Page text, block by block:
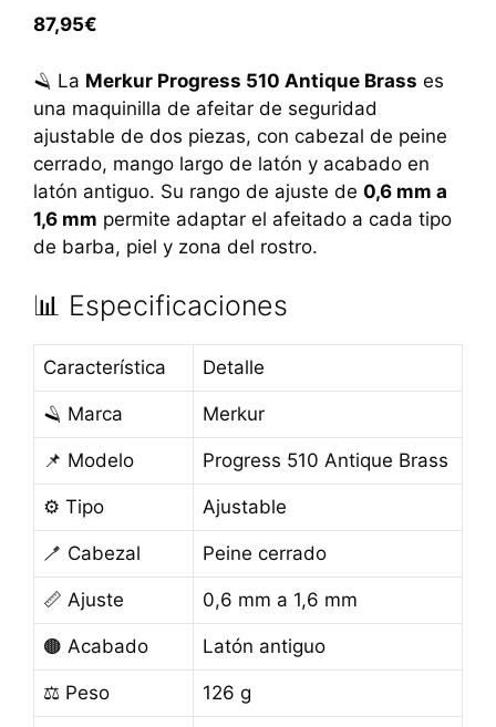
87,95€
🪒 La Merkur Progress 510 Antique Brass es
una maquinilla de afeitar de seguridad
ajustable de dos piezas, con cabezal de peine
cerrado, mango largo de latón y acabado en
latón antiguo. Su rango de ajuste de 0,6 mm a
1,6 mm permite adaptar el afeitado a cada tipo
de barba, piel y zona del rostro.
📊 Especificaciones
Característica Detalle
🪒 Marca Merkur
📌 Modelo Progress 510 Antique Brass
⚙️ Tipo Ajustable
🪥 Cabezal Peine cerrado
📏 Ajuste 0,6 mm a 1,6 mm
🟤 Acabado Latón antiguo
⚖️ Peso 126 g